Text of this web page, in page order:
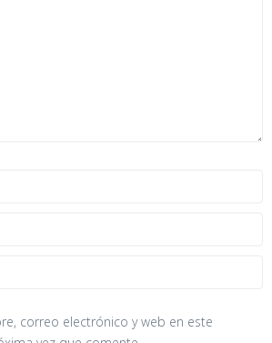
correo electrónico y web en este